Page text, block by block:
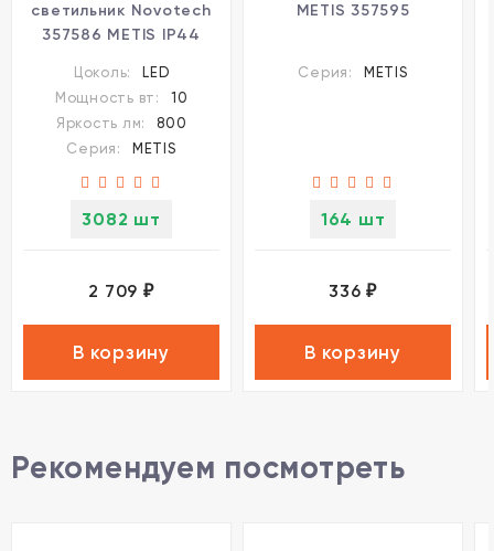
светильник Novotech
357586 METIS IP44
10W
Цоколь:
LED
Мощность вт:
10
Яркость лм:
800
Серия:
METIS
3082 шт
2 709 ₽
В корзину
METIS 357595
Серия: METIS
164 шт
336 ₽
В корзину
Рекомендуем посмотреть